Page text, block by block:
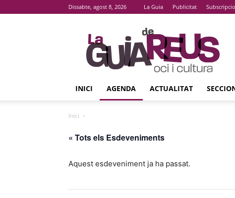
Dissabte, agost 8, 2026 La Guia Publicitat
La
Guia
De
Reus
INICI AGENDA ACTUALITAT
Inici
« Tots els Esdeveniments
Aquest esdeveniment ja ha passat.